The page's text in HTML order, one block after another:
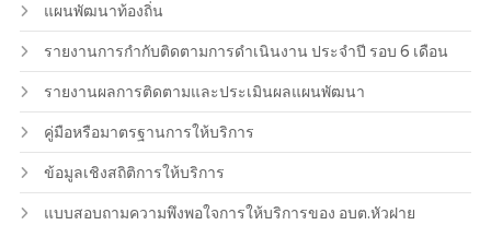
แผนพัฒนาท้องถิ่น
รายงานการกำกับติดตามการดำเนินงาน ประจำปี รอบ 6 เดือน
รายงานผลการติดตามและประเมินผลแผนพัฒนา
คู่มือหรือมาตรฐานการให้บริการ
ข้อมูลเชิงสถิติการให้บริการ
แบบสอบถามความพึงพอใจการให้บริการของ อบต.หัวฝาย